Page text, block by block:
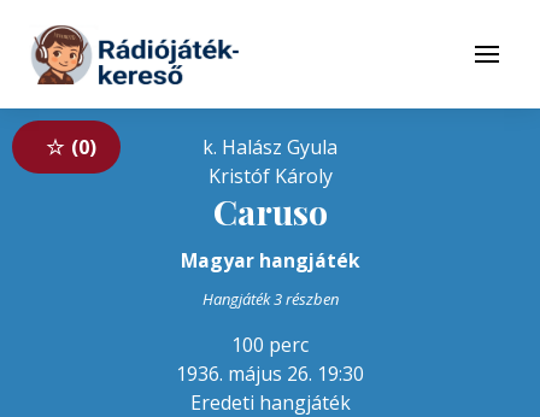
Tovább a tartalomhoz
Menü
0
k. Halász Gyula
Kristóf Károly
Caruso
Magyar hangjáték
Hangjáték 3 részben
100 perc
1936. május 26. 19:30
Eredeti hangjáték